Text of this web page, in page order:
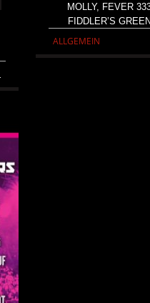
MOLLY, FEVER
FIDDLER’S
ALLGEMEIN